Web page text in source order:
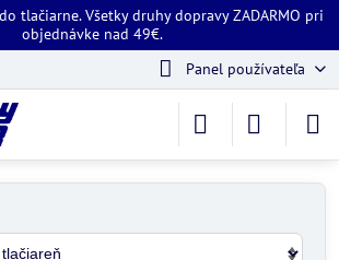
tlačiarne. Všetky druhy dopravy ZADARMO pri
objednávke nad 49€.
Panel používateľa